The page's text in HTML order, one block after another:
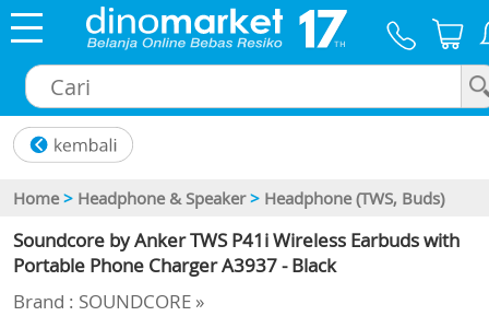
Home > Headphone & Speaker > Headphone (TWS, Buds)
Soundcore by Anker TWS P41i Wireless Earbuds with
Portable Phone Charger A3937 - Black
Brand : SOUNDCORE »